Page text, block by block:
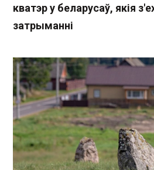
кватэр у беларусаў, якія
затрыманні